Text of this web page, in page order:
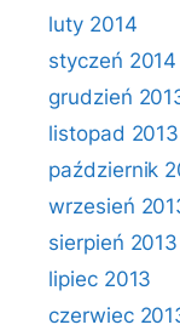
luty 2014
styczeń 2014
grudzień
listopad 2013
październik
wrzesień
sierpień 2013
lipiec 2013
czerwiec